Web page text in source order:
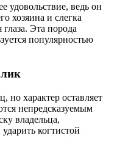
удовольствие, ведь он
хозяина и слегка
Эта порода
популярностью
но характер оставляет
непредсказуемым
владельца,
когтистой